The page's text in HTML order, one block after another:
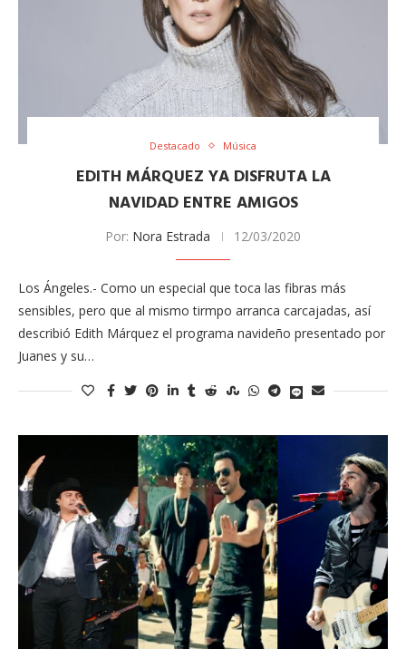
Destacado Música
EDITH MÁRQUEZ YA DISFRUTA LA
NAVIDAD ENTRE AMIGOS
Por: Nora Estrada 12/03/2020
Los Ángeles.- Como un especial que toca las fibras más
sensibles, pero que al mismo tirmpo arranca carcajadas, así
describió Edith Márquez el programa navideño presentado por
Juanes y su…